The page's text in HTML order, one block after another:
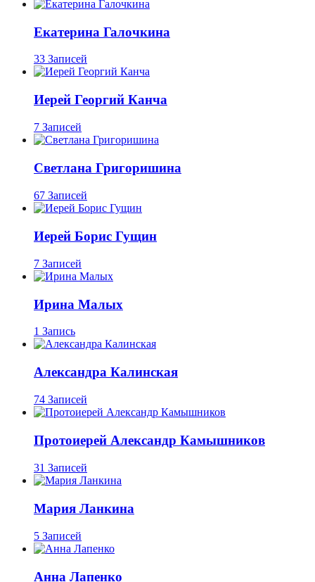
Екатерина Галочкина
33 Записей
Иерей Георгий Канча
7 Записей
Светлана Григоришина
67 Записей
Иерей Борис Гущин
7 Записей
Ирина Малых
1 Запись
Александра Калинская
74 Записей
Протоиерей Александр Камышников
31 Записей
Мария Ланкина
5 Записей
Анна Лапенко